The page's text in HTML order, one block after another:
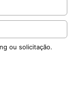
ou solicitação.